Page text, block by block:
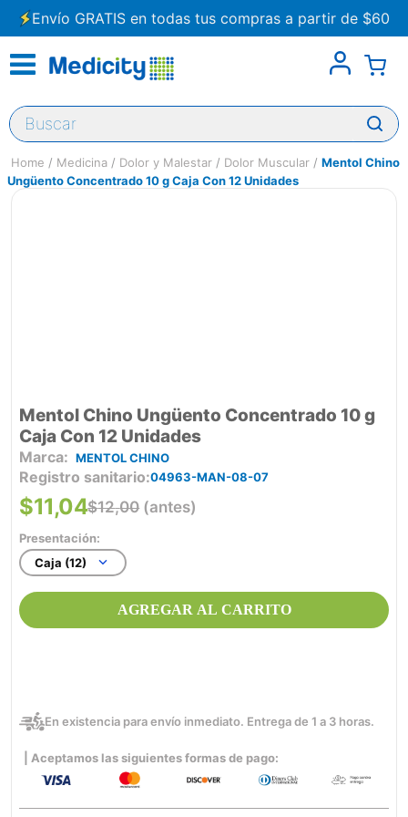
Envío GRATIS en todas tus compras a partir de $60
Buscar
Medicina Dolor y Malestar Dolor Muscular
Mentol Chino
Ungüento Concentrado 10 g Caja Con 12 Unidades
Mentol Chino Ungüento Concentrado 10 g
Caja Con 12 Unidades
MENTOL CHINO
Registro sanitario 04963-MAN-08-07
$12,00 (antes)
$11,04
Presentación:
Caja (12)
AGREGAR AL CARRITO
En existencia para envío inmediato. Entrega de 1 a 3 horas.
| Aceptamos las siguientes formas de pago: